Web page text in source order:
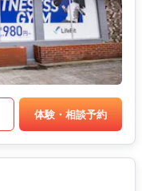
体験・相談予約